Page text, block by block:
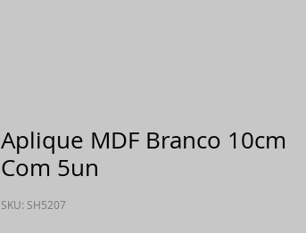
Aplique MDF Branco 10cm
Com 5un
SKU: SH5207